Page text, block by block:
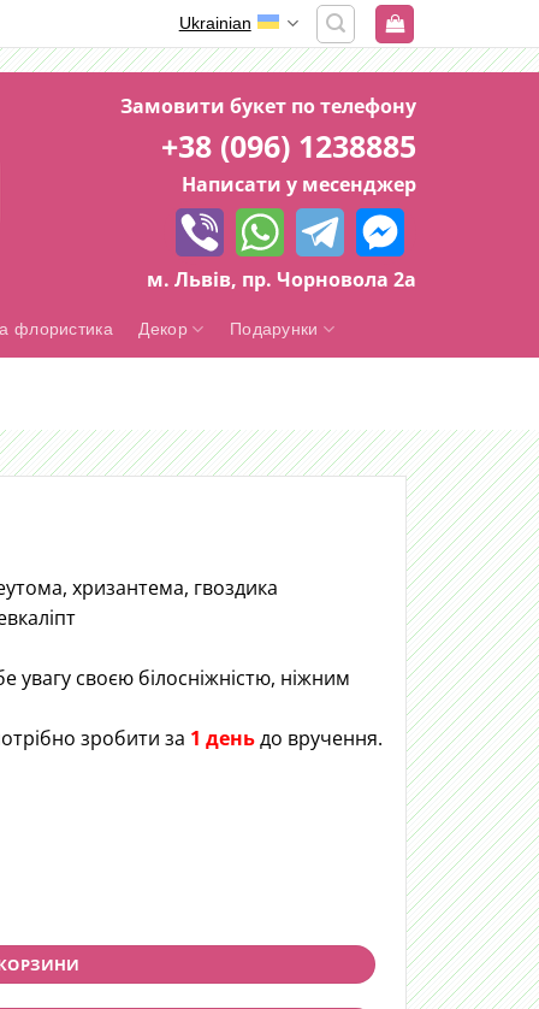
Ukrainian
Замовити букет по телефону
+38 (096) 1238885
Написати у месенджер
м. Львів, пр. Чорновола 2а
флористика Декор Подарунки
хризантема, гвоздика
увагу своєю білосніжністю, ніжним
зробити за 1 деньдо вручення.